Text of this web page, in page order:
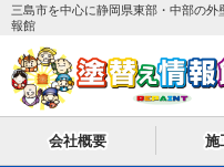
三島市を中心に静岡県東部・中部の
報館
会社概要 施